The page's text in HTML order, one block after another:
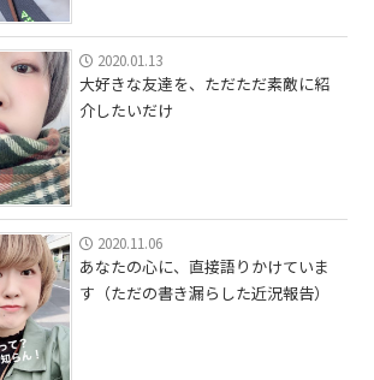
2020.01.13
大好きな友達を、ただただ素敵に紹
介したいだけ
2020.11.06
あなたの心に、直接語りかけていま
す（ただの書き漏らした近況報告）